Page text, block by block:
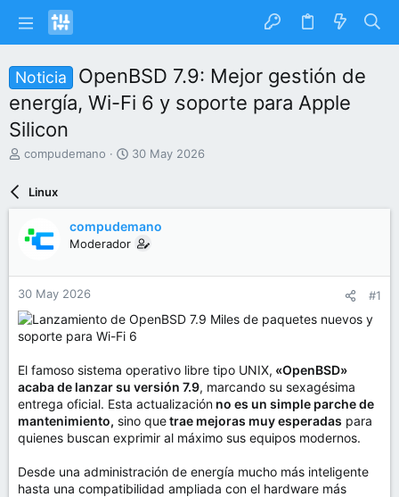
Noticia
OpenBSD 7.9: Mejor gestión de
energía, Wi-Fi 6 y soporte para Apple
Silicon
I
a
r
d
e
l
t
m
a
compudemano
F
d
e
n
c
i
o
30 May 2026
Linux
compudemano
Moderador
30 May 2026 #1
El famoso sistema operativo libre tipo UNIX, «OpenBSD»
acaba de lanzar su versión 7.9, marcando su sexagésima
entrega oficial. Esta actualización no es un simple parche de
mantenimiento, sino quetrae mejoras muy esperadas para
quienes buscan exprimir al máximo sus equipos modernos.
Desde una administración de energía mucho más inteligente
hasta una compatibilidad ampliada con el hardware más